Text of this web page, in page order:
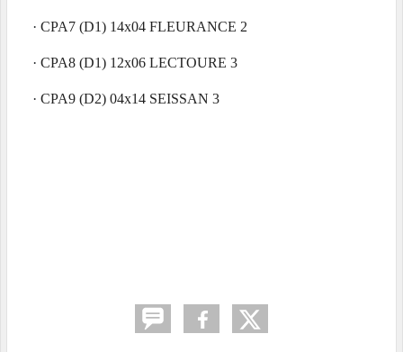
· CPA7 (D1) 14x04 FLEURANCE 2
· CPA8 (D1) 12x06 LECTOURE 3
· CPA9 (D2) 04x14 SEISSAN 3